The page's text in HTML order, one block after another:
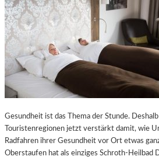
Gesundheit ist das Thema der Stunde.
Touristenregionen jetzt verstärkt damit, wie
Radfahren ihrer Gesundheit vor Ort etwas
Oberstaufen hat als einziges Schroth-Heilbad